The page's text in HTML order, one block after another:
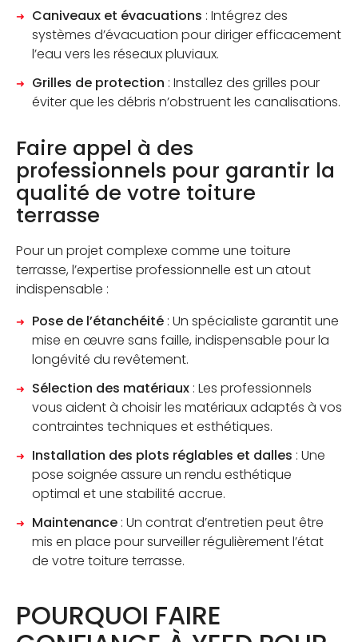
Caniveaux et évacuations : Intégrez des
systèmes d’évacuation pour diriger efficacement
l’eau vers les réseaux pluviaux.
Grilles de protection : Installez des grilles pour
éviter que les débris n’obstruent les canalisations.
Faire appel à des
professionnels pour garantir la
qualité de votre toiture
terrasse
Pour un projet complexe comme une toiture
terrasse, l’expertise professionnelle est un atout
indispensable :
Pose de l’étanchéité : Un spécialiste garantit une
mise en œuvre sans faille, indispensable pour la
longévité du revêtement.
Sélection des matériaux : Les professionnels
vous aident à choisir les matériaux adaptés à vos
contraintes techniques et esthétiques.
Installation des plots réglables et dalles : Une
pose soignée assure un rendu esthétique
optimal et une stabilité accrue.
Maintenance : Un contrat d’entretien peut être
mis en place pour surveiller régulièrement l’état
de votre toiture terrasse.
POURQUOI FAIRE